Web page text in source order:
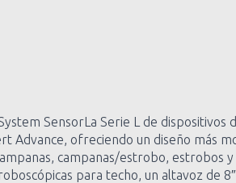
SensorLa Serie L de
Advance, ofreciendo un diseño más
campanas/estrobo, estrobos
para techo, un altavoz de